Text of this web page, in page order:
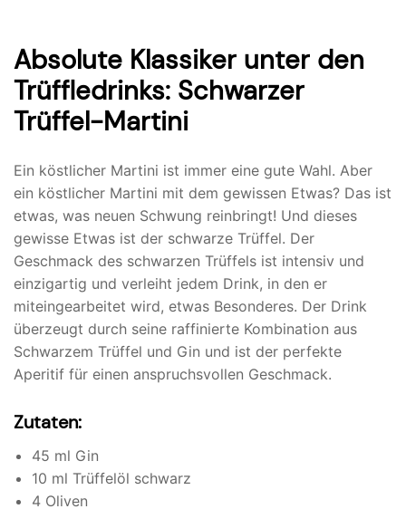
Absolute Klassiker unter den
Trüffledrinks: Schwarzer
Trüffel-Martini
Ein köstlicher Martini ist immer eine gute Wahl. Aber
ein köstlicher Martini mit dem gewissen Etwas? Das ist
etwas, was neuen Schwung reinbringt! Und dieses
gewisse Etwas ist der schwarze Trüffel. Der
Geschmack des schwarzen Trüffels ist intensiv und
einzigartig und verleiht jedem Drink, in den er
miteingearbeitet wird, etwas Besonderes. Der Drink
überzeugt durch seine raffinierte Kombination aus
Schwarzem Trüffel und Gin und ist der perfekte
Aperitif für einen anspruchsvollen Geschmack.
Zutaten:
45 ml Gin
10 ml Trüffelöl schwarz
4 Oliven